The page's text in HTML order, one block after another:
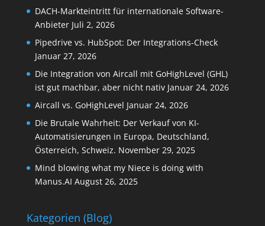
DACH-Markteintritt für internationale Software-
Anbieter Juli 2, 2026
Pipedrive vs. HubSpot: Der Integrations-Check
Januar 27, 2026
Die Integration von Aircall mit GoHighLevel (GHL)
ist gut machbar, aber nicht nativ Januar 24, 2026
Aircall vs. GoHighLevel Januar 24, 2026
Die Brutale Wahrheit: Der Verkauf von KI-
Automatisierungen in Europa, Deutschland,
Österreich, Schweiz. November 29, 2025
Mind blowing what my Niece is doing with
Manus.AI August 26, 2025
Kategorien (Blog)